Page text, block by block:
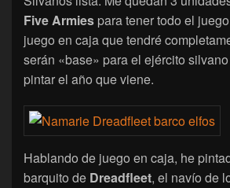
Five Armies para tener todo el
juego en caja que tendré
serán «base» para el ejército
pintar el año que viene.
Hablando de juego en caja, he
barquito de Dreadfleet, el navío de